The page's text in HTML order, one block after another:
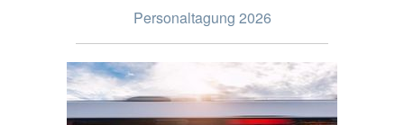
Personaltagung 2026